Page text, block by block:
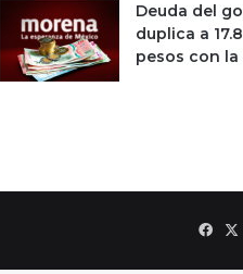
Deuda del
duplica a
pesos con la